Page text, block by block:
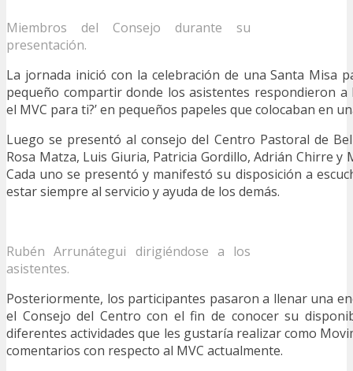
Miembros del Consejo durante su
presentación.
La jornada inició con la celebración de una Santa Misa
pequeño compartir donde los asistentes respondieron a
el MVC para ti?’ en pequeños papeles que colocaban en
Luego se presentó al consejo del Centro Pastoral de
Rosa Matza, Luis Giuria, Patricia Gordillo, Adrián Chirre y
Cada uno se presentó y manifestó su disposición a
estar siempre al servicio y ayuda de los demás.
Rubén Arrunátegui dirigiéndose a los
asistentes.
Posteriormente, los participantes pasaron a llenar una
el Consejo del Centro con el fin de conocer su
diferentes actividades que les gustaría realizar como
comentarios con respecto al MVC actualmente.